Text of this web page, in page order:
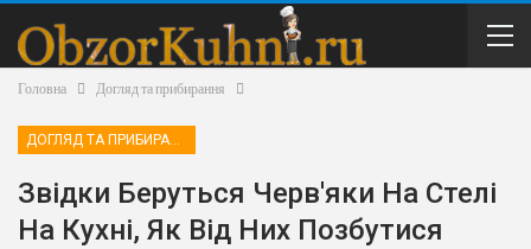
Головна Догляд та прибирання
ДОГЛЯД ТА ПРИБИРАННЯ
Звідки Беруться Черв'яки На Стелі
На Кухні, Як Від Них Позбутися